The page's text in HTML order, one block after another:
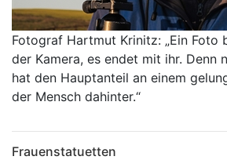
Fotograf Hartmut Krinitz: „Ein Foto
der Kamera, es endet mit ihr. Denn
hat den Hauptanteil an einem
der Mensch dahinter.“
Frauenstatuetten